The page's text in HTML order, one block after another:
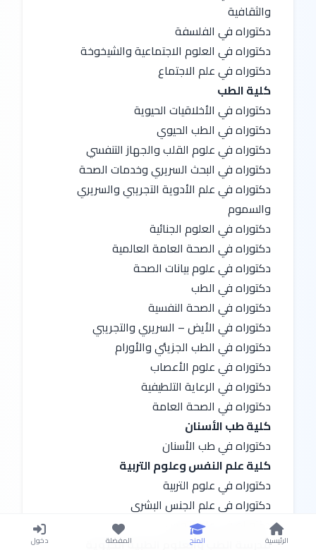
والثقافية
دكتوراه في الفلسفة
دكتوراه في العلوم الاجتماعية والشيخوخة
دكتوراه في علم الاجتماع
كلية الطب
دكتوراه في الأخلاقيات الحيوية
دكتوراه في الطب الحيوي
دكتوراه في علوم القلب والجهاز التنفسي
دكتوراه في البحث السريري وخدمات الصحة
والسموم
دكتوراه في العلوم الجنائية
دكتوراه في الصحة العامة العالمية
دكتوراه في علوم بيانات الصحة
دكتوراه في الطب
دكتوراه في الصحة النفسية
دكتوراه في الأيض – السريري والتجريبي
دكتوراه في الطب الجزيئي والأورام
دكتوراه في علوم الأعصاب
دكتوراه في الرعاية التلطيفية
دكتوراه في الصحة العامة
كلية طب الأسنان
دكتوراه في طب الأسنان
كلية علم النفس وعلوم التربية
دكتوراه في علوم التربية
دكتوراه في علم الجنس البشري
دكتوراه في علم النفس
مدرسة الطب والعلوم الطبية الحيويةالرئيسية المنح المفضلة دخول